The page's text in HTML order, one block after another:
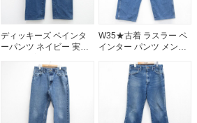
ディッキーズ ペインタ
ーパンツ ネイビー 実寸
W35★古着 ラスラー ペ
インター パンツ メンズ
ム 26aug07